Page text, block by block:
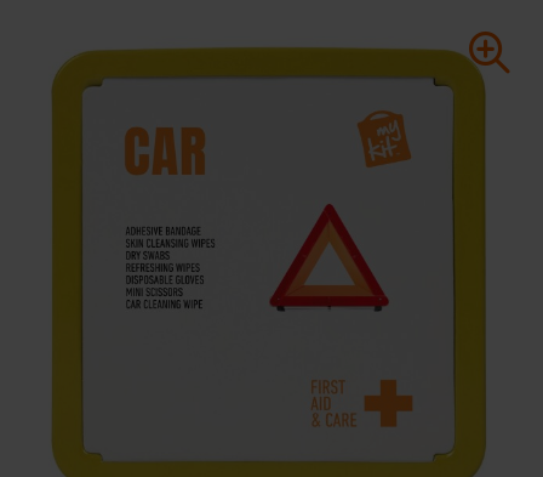
Beurs & Event
Sleutelhangers & Tools
Huis & Lifestyle
Outdoor & Vrije Tijd
Auto & Veiligheid
Alle geefmomenten